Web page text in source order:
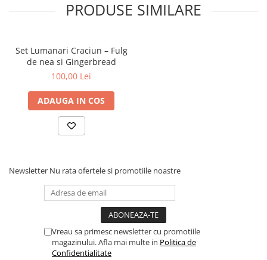
pentru a evita intrarea în contact a cerii cu alte suprafețe.
PRODUSE SIMILARE
Set Lumanari Craciun – Fulg
de nea si Gingerbread
100,00 Lei
ADAUGA IN COS
Newsletter Nu rata ofertele si promotiile noastre
Vreau sa primesc newsletter cu promotiile
magazinului. Afla mai multe in Politica de
Confidentialitate